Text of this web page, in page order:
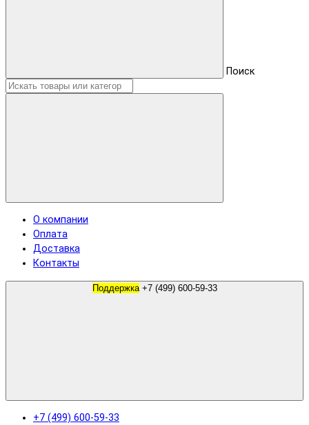
Поиск
О компании
Оплата
Доставка
Контакты
Поддержка +7 (499) 600-59-33
+7 (499) 600-59-33